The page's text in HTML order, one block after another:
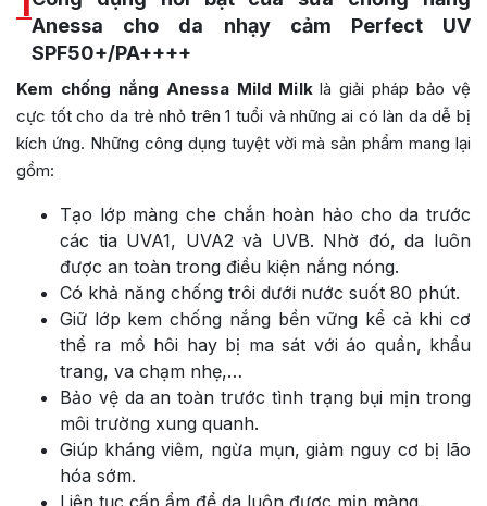
Anessa cho da nhạy cảm Perfect UV
SPF50+/PA++++
Kem chống nắng Anessa Mild Milklà giải pháp bảo vệ
cực tốt cho da trẻ nhỏ trên 1 tuổi và những ai có làn da dễ bị
kích ứng. Những công dụng tuyệt vời mà sản phẩm mang lại
gồm:
Tạo lớp màng che chắn hoàn hảo cho da trước
các tia UVA1, UVA2 và UVB. Nhờ đó, da luôn
được an toàn trong điều kiện nắng nóng.
Có khả năng chống trôi dưới nước suốt 80 phút.
Giữ lớp kem chống nắng bền vững kể cả khi cơ
thể ra mồ hôi hay bị ma sát với áo quần, khẩu
trang, va chạm nhẹ,…
Bảo vệ da an toàn trước tình trạng bụi mịn trong
môi trường xung quanh.
Giúp kháng viêm, ngừa mụn, giảm nguy cơ bị lão
hóa sớm.